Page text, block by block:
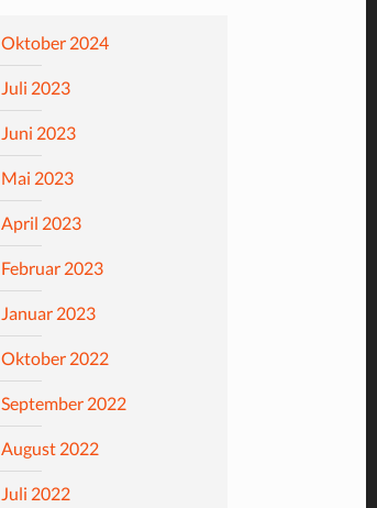
Oktober 2024
Juli 2023
Juni 2023
Mai 2023
April 2023
Februar 2023
Januar 2023
Oktober 2022
September 2022
August 2022
Juli 2022